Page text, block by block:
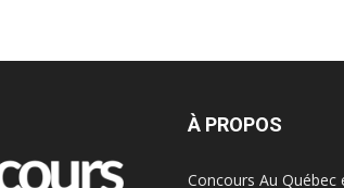
À PROPOS
Concours Au